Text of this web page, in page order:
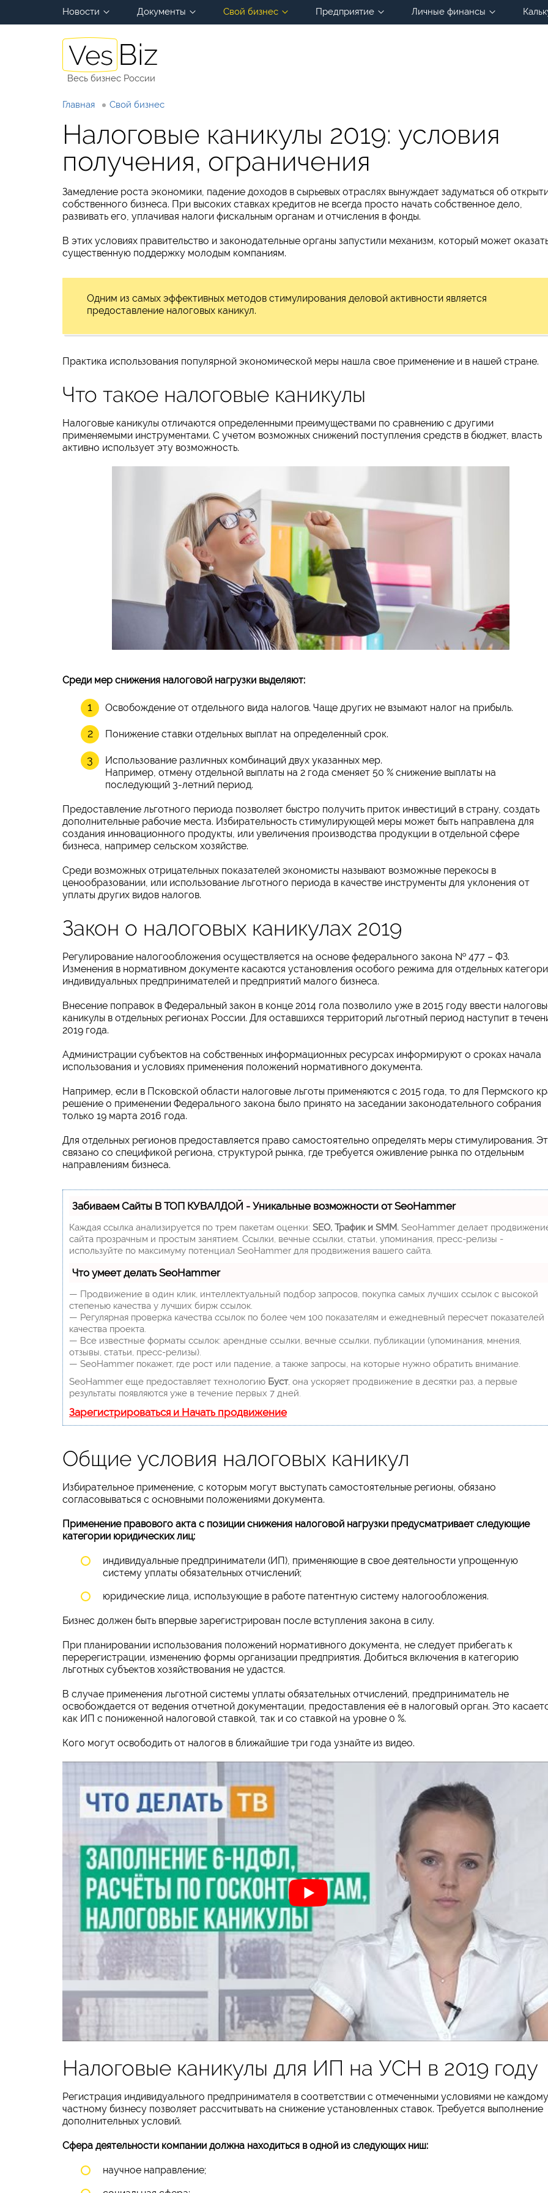
Новости Документы Свой бизнес Предприятие Личные финансы
Весь бизнес России
Главная Свой бизнес
Налоговые каникулы 2019: условия
получения, ограничения
Замедление роста экономики, падение доходов в сырьевых отраслях вынуждает задуматься об
собственного бизнеса. При высоких ставках кредитов не всегда просто начать собственное дело,
развивать его, уплачивая налоги фискальным органам и отчисления в фонды.
В этих условиях правительство и законодательные органы запустили механизм, который может
существенную поддержку молодым компаниям.
Одним из самых эффективных методов стимулирования деловой активности является
предоставление налоговых каникул.
Практика использования популярной экономической меры нашла свое применение и в нашей стране.
Что такое налоговые каникулы
Налоговые каникулы отличаются определенными преимуществами по сравнению с другими
применяемыми инструментами. С учетом возможных снижений поступления средств в бюджет, власть
активно использует эту возможность.
Среди мер снижения налоговой нагрузки выделяют:
Освобождение от отдельного вида налогов. Чаще других не взымают налог на прибыль.
Понижение ставки отдельных выплат на определенный срок.
Использование различных комбинаций двух указанных мер.
Например, отмену отдельной выплаты на 2 года сменяет 50 % снижение выплаты на
последующий 3-летний период.
Предоставление льготного периода позволяет быстро получить приток инвестиций в страну, создать
дополнительные рабочие места. Избирательность стимулирующей меры может быть направлена для
создания инновационного продукты, или увеличения производства продукции в отдельной сфере
бизнеса, например сельском хозяйстве.
Среди возможных отрицательных показателей экономисты называют возможные перекосы в
ценообразовании, или использование льготного периода в качестве инструменты для уклонения от
уплаты других видов налогов.
Закон о налоговых каникулах 2019
Регулирование налогообложения осуществляется на основе федерального закона № 477 – ФЗ.
Изменения в нормативном документе касаются установления особого режима для отдельных
индивидуальных предпринимателей и предприятий малого бизнеса.
Внесение поправок в Федеральный закон в конце 2014 гола позволило уже в 2015 году ввести
каникулы в отдельных регионах России. Для оставшихся территорий льготный период наступит в
2019 года.
Администрации субъектов на собственных информационных ресурсах информируют о сроках начала
использования и условиях применения положений нормативного документа.
Например, если в Псковской области налоговые льготы применяются с 2015 года, то для Пермского
решение о применении Федерального закона было принято на заседании законодательного собрания
только 19 марта 2016 года.
Для отдельных регионов предоставляется право самостоятельно определять меры стимулирования.
связано со спецификой региона, структурой рынка, где требуется оживление рынка по отдельным
направлениям бизнеса.
Забиваем Сайты В ТОП КУВАЛДОЙ - Уникальные возможности от SeoHammer
Каждая ссылка анализируется по трем пакетам оценки: SEO, Трафик и SMM. SeoHammer делает
сайта прозрачным и простым занятием. Ссылки, вечные ссылки, статьи, упоминания, пресс-релизы -
используйте по максимуму потенциал SeoHammer для продвижения вашего сайта.
Что умеет делать SeoHammer
— Продвижение в один клик, интеллектуальный подбор запросов, покупка самых лучших ссылок с высокой
степенью качества у лучших бирж ссылок.
— Регулярная проверка качества ссылок по более чем 100 показателям и ежедневный пересчет показателей
качества проекта.
— Все известные форматы ссылок: арендные ссылки, вечные ссылки, публикации (упоминания, мнения,
отзывы, статьи, пресс-релизы).
— SeoHammer покажет, где рост или падение, а также запросы, на которые нужно обратить внимание.
SeoHammer еще предоставляет технологию Буст, она ускоряет продвижение в десятки раз, а первые
результаты появляются уже в течение первых 7 дней.
Зарегистрироваться и Начать продвижение
Общие условия налоговых каникул
Избирательное применение, с которым могут выступать самостоятельные регионы, обязано
согласовываться с основными положениями документа.
Применение правового акта с позиции снижения налоговой нагрузки предусматривает следующие
категории юридических лиц:
индивидуальные предприниматели (ИП), применяющие в свое деятельности упрощенную
систему уплаты обязательных отчислений;
юридические лица, использующие в работе патентную систему налогообложения.
Бизнес должен быть впервые зарегистрирован после вступления закона в силу.
При планировании использования положений нормативного документа, не следует прибегать к
перерегистрации, изменению формы организации предприятия. Добиться включения в категорию
льготных субъектов хозяйствования не удастся.
В случае применения льготной системы уплаты обязательных отчислений, предприниматель не
освобождается от ведения отчетной документации, предоставления её в налоговый орган. Это
как ИП с пониженной налоговой ставкой, так и со ставкой на уровне 0 %.
Кого могут освободить от налогов в ближайшие три года узнайте из видео.
Налоговые каникулы для ИП на УСН в 2019 году
Регистрация индивидуального предпринимателя в соответствии с отмеченными условиями не каждому
частному бизнесу позволяет рассчитывать на снижение установленных ставок. Требуется выполнение
дополнительных условий.
Сфера деятельности компании должна находиться в одной из следующих ниш:
научное направление;